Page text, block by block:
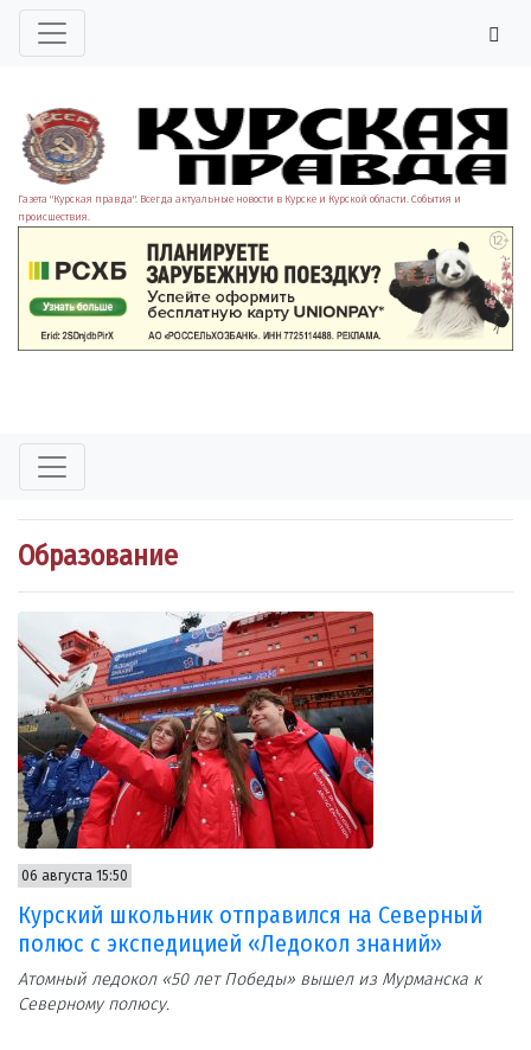
Газета "Курская правда". Всегда актуальные новости в Курске и Курской области. События и
происшествия.
Образование
06 августа 15:50
Курский школьник отправился на Северный
полюс с экспедицией «Ледокол знаний»
Атомный ледокол «50 лет Победы» вышел из Мурманска к
Северному полюсу.